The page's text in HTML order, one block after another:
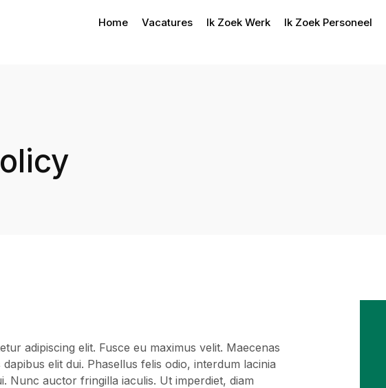
Home Vacatures Ik Zoek Werk Ik Zoek Personeel
adipiscing elit. Fusce eu maximus velit. Maecenas
elit dui. Phasellus felis odio, interdum lacinia
Nunc auctor fringilla iaculis. Ut imperdiet, diam